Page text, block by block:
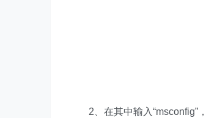
2、在其中输入“msconfig”，